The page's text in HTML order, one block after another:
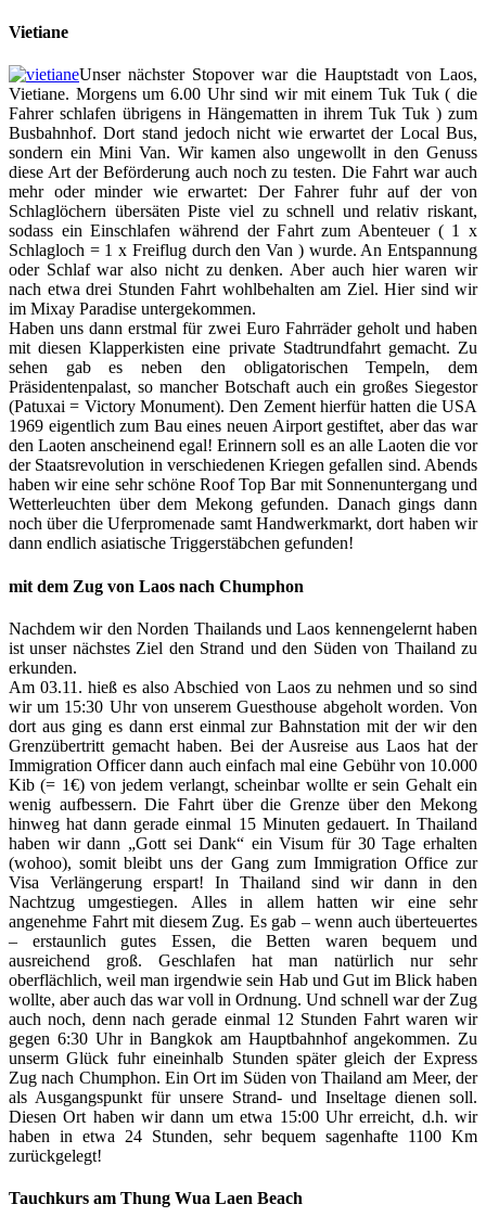
Vietiane
Unser nächster Stopover war die Hauptstadt von Laos,
Vietiane. Morgens um 6.00 Uhr sind wir mit einem Tuk Tuk ( die
Fahrer schlafen übrigens in Hängematten in ihrem Tuk Tuk ) zum
Busbahnhof. Dort stand jedoch nicht wie erwartet der Local Bus,
sondern ein Mini Van. Wir kamen also ungewollt in den Genuss
diese Art der Beförderung auch noch zu testen. Die Fahrt war auch
mehr oder minder wie erwartet: Der Fahrer fuhr auf der von
Schlaglöchern übersäten Piste viel zu schnell und relativ riskant,
sodass ein Einschlafen während der Fahrt zum Abenteuer ( 1 x
Schlagloch = 1 x Freiflug durch den Van ) wurde. An Entspannung
oder Schlaf war also nicht zu denken. Aber auch hier waren wir
nach etwa drei Stunden Fahrt wohlbehalten am Ziel. Hier sind wir
im Mixay Paradise untergekommen.
Haben uns dann erstmal für zwei Euro Fahrräder geholt und haben
mit diesen Klapperkisten eine private Stadtrundfahrt gemacht. Zu
sehen gab es neben den obligatorischen Tempeln, dem
Präsidentenpalast, so mancher Botschaft auch ein großes Siegestor
(Patuxai = Victory Monument). Den Zement hierfür hatten die USA
1969 eigentlich zum Bau eines neuen Airport gestiftet, aber das war
den Laoten anscheinend egal! Erinnern soll es an alle Laoten die vor
der Staatsrevolution in verschiedenen Kriegen gefallen sind. Abends
haben wir eine sehr schöne Roof Top Bar mit Sonnenuntergang und
Wetterleuchten über dem Mekong gefunden. Danach gings dann
noch über die Uferpromenade samt Handwerkmarkt, dort haben wir
dann endlich asiatische Triggerstäbchen gefunden!
mit dem Zug von Laos nach Chumphon
Nachdem wir den Norden Thailands und Laos kennengelernt haben
ist unser nächstes Ziel den Strand und den Süden von Thailand zu
erkunden.
Am 03.11. hieß es also Abschied von Laos zu nehmen und so sind
wir um 15:30 Uhr von unserem Guesthouse abgeholt worden. Von
dort aus ging es dann erst einmal zur Bahnstation mit der wir den
Grenzübertritt gemacht haben. Bei der Ausreise aus Laos hat der
Immigration Officer dann auch einfach mal eine Gebühr von 10.000
Kib (= 1€) von jedem verlangt, scheinbar wollte er sein Gehalt ein
wenig aufbessern. Die Fahrt über die Grenze über den Mekong
hinweg hat dann gerade einmal 15 Minuten gedauert. In Thailand
haben wir dann „Gott sei Dank“ ein Visum für 30 Tage erhalten
(wohoo), somit bleibt uns der Gang zum Immigration Office zur
Visa Verlängerung erspart! In Thailand sind wir dann in den
Nachtzug umgestiegen. Alles in allem hatten wir eine sehr
angenehme Fahrt mit diesem Zug. Es gab – wenn auch überteuertes
– erstaunlich gutes Essen, die Betten waren bequem und
ausreichend groß. Geschlafen hat man natürlich nur sehr
oberflächlich, weil man irgendwie sein Hab und Gut im Blick haben
wollte, aber auch das war voll in Ordnung. Und schnell war der Zug
auch noch, denn nach gerade einmal 12 Stunden Fahrt waren wir
gegen 6:30 Uhr in Bangkok am Hauptbahnhof angekommen. Zu
unserm Glück fuhr eineinhalb Stunden später gleich der Express
Zug nach Chumphon. Ein Ort im Süden von Thailand am Meer, der
als Ausgangspunkt für unsere Strand- und Inseltage dienen soll.
Diesen Ort haben wir dann um etwa 15:00 Uhr erreicht, d.h. wir
haben in etwa 24 Stunden, sehr bequem sagenhafte 1100 Km
zurückgelegt!
Tauchkurs am Thung Wua Laen Beach